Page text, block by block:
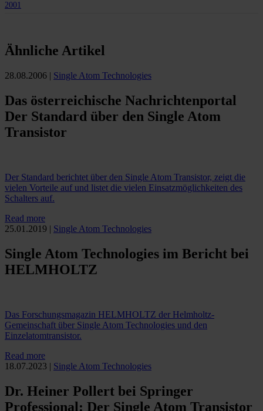
2001
Ähnliche Artikel
28.08.2006 | Single Atom Technologies
Das österreichische Nachrichtenportal
Der Standard über den Single Atom
Transistor
Der Standard berichtet über den Single Atom Transistor, zeigt die
vielen Vorteile auf und listet die vielen Einsatzmöglichkeiten des
Schalters auf.
Read more
25.01.2019 | Single Atom Technologies
Single Atom Technologies im Bericht bei
HELMHOLTZ
Das Forschungsmagazin HELMHOLTZ der Helmholtz-
Gemeinschaft über Single Atom Technologies und den
Einzelatomtransistor.
Read more
18.07.2023 | Single Atom Technologies
Dr. Heiner Pollert bei Springer
Professional: Der Single Atom Transistor